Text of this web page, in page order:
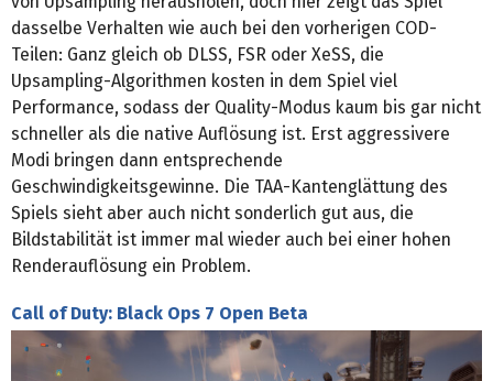
dasselbe Verhalten wie auch bei den vorherigen COD-
Teilen: Ganz gleich ob DLSS, FSR oder XeSS, die
Upsampling-Algorithmen kosten in dem Spiel viel
Performance, sodass der Quality-Modus kaum bis gar nicht
schneller als die native Auflösung ist. Erst aggressivere
Modi bringen dann entsprechende
Geschwindigkeitsgewinne. Die TAA-Kantenglättung des
Spiels sieht aber auch nicht sonderlich gut aus, die
Bildstabilität ist immer mal wieder auch bei einer hohen
Renderauflösung ein Problem.
Call of Duty: Black Ops 7 Open Beta